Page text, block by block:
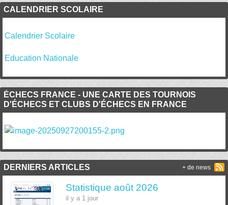
CALENDRIER SCOLAIRE
Calendrier Scolaire
Education Nationale
ÉCHECS FRANCE - UNE CARTE DES TOURNOIS
D'ÉCHECS ET CLUBS D'ÉCHECS EN FRANCE
DERNIERS ARTICLES
Statistique août 2026
il y a 1 jour
+ de news